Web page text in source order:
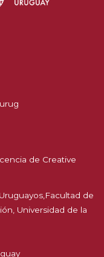
de Creative
Facultad de
, Universidad de la